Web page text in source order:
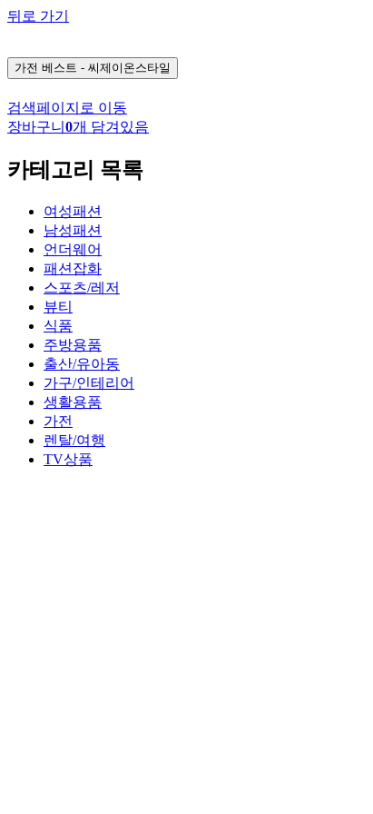
뒤로 가기
가전 베스트 - 씨제이온스타일
검색페이지로 이동
장바구니 0개 담겨있음
카테고리 목록
여성패션
남성패션
언더웨어
패션잡화
스포츠/레저
뷰티
식품
주방용품
출산/유아동
가구/인테리어
생활용품
가전
렌탈/여행
TV상품